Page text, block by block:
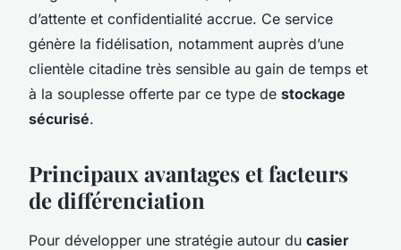
d’attente et confidentialité accrue. Ce service
génère la fidélisation, notamment auprès d’une
clientèle citadine très sensible au gain de temps et
à la souplesse offerte par ce type de stockage
sécurisé.
Principaux avantages et facteurs
de différenciation
Pour développer une stratégie autour du casier